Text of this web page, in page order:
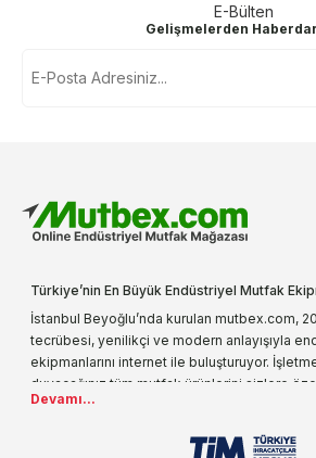
E-Bülten
Gelişmelerden
Türkiye’nin En Büyük Endüstriyel Mutfak
İstanbul Beyoğlu’nda kurulan mutbex.com,
tecrübesi, yenilikçi ve modern anlayışıyla
ekipmanlarını internet ile buluşturuyor.
duyacağınız tüm mutfak ürünlerini sizlere
Endüstriyel mutfak malzemesi deyince akla
sektörün farklı alanlarında da faliyet
Devamı...